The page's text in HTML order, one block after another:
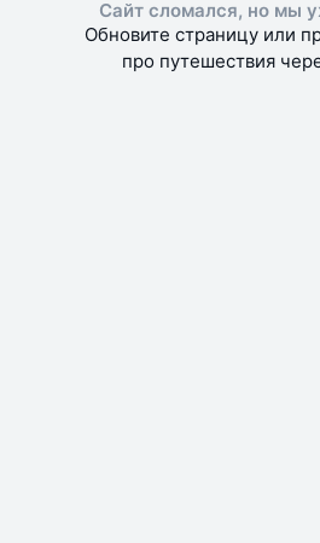
Сайт сломался, но мы
Обновите страницу или
про путешествия